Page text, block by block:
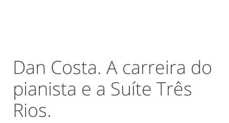
Dan Costa. A carreira do
pianista e a Suíte Três
Rios.